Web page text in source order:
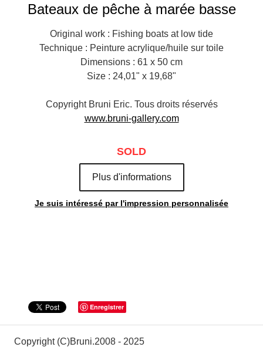
Bateaux de pêche à marée basse
Original work : Fishing boats at low tide
Technique : Peinture acrylique/huile sur toile
Dimensions : 61 x 50 cm
Size : 24,01" x 19,68"
Copyright Bruni Eric. Tous droits réservés
www.bruni-gallery.com
SOLD
Plus d'informations
Je suis intéressé par l'impression personnalisée
Enregistrer
Copyright (C)Bruni.2008 - 2025